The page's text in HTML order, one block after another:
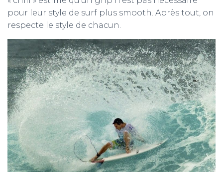
pour leur style de surf plus smooth. Après tout, on
respecte le style de chacun.